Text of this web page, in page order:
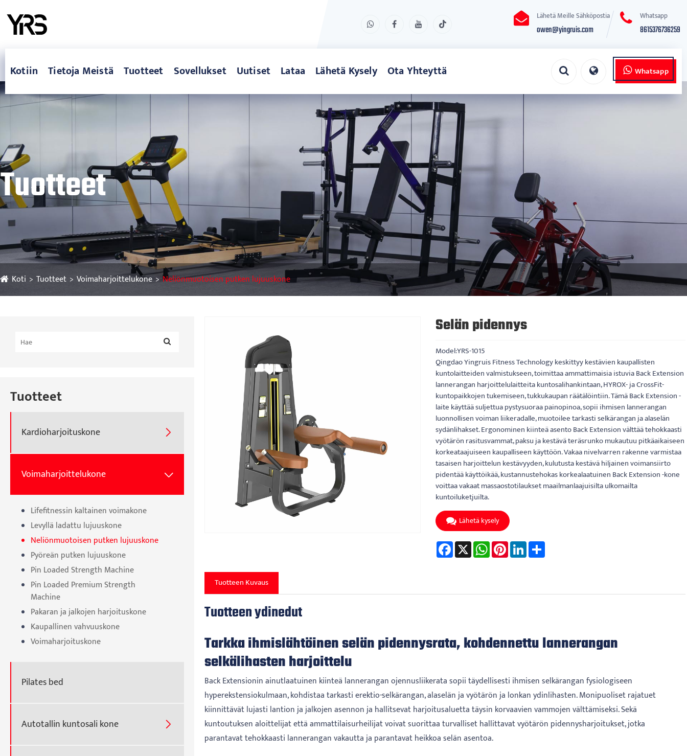
Lähetä Meille Sähköpostia
owen@yingruis.com
Whatsapp
8615376736259
Kotiin Tietoja Meistä Tuotteet Sovellukset Uutiset Lataa Lähetä Kysely Ota Yhteyttä Whatsapp
Tuotteet
Koti Tuotteet Voimaharjoittelukone Neliönmuotoisen putken lujuuskone
Tuotteet
Kardioharjoituskone 
Voimaharjoittelukone 
Lifefitnessin kaltainen voimakone
Levyllä ladattu lujuuskone
Neliönmuotoisen putken lujuuskone
Pyöreän putken lujuuskone
Pin Loaded Strength Machine
Pin Loaded Premium Strength
Machine
Pakaran ja jalkojen harjoituskone
Kaupallinen vahvuuskone
Voimaharjoituskone
Pilates bed
Autotallin kuntosali kone 
Selän pidennys
Model:YRS-1015
Qingdao Yingruis Fitness Technology keskittyy kestävien kaupallisten
kuntolaitteiden valmistukseen, toimittaa ammattimaisia ​​istuvia Back Extension
lannerangan harjoittelulaitteita kuntosalihankintaan, HYROX- ja CrossFit-
kuntopaikkojen tukemiseen, tukkukaupan räätälöintiin. Tämä Back Extension -
laite käyttää suljettua pystysuoraa painopinoa, sopii ihmisen lannerangan
luonnollisen voiman liikeradalle, muotoilee tarkasti selkärangan ja alaselän
sydänlihakset. Ergonominen kiinteä asento Back Extension välttää tehokkaasti
vyötärön rasitusvammat, paksu ja kestävä teräsrunko mukautuu pitkäaikaiseen
korkeataajuiseen kaupalliseen käyttöön. Vakaa nivelvarren rakenne varmistaa
tasaisen harjoittelun kestävyyden, kulutusta kestävä hiljainen voimansiirto
pidentää käyttöikää, kustannustehokas korkealaatuinen Back Extension -kone
voittaa vakaat massaostotilaukset maailmanlaajuisilta ulkomailta
kuntoiluketjuilta.
Lähetä kysely
Facebook
X WhatsAppPinterestLinkedInShare
Tuotteen Kuvaus
Tuotteen ydinedut
Tarkka ihmislähtöinen selän pidennysrata, kohdennettu lannerangan
selkälihasten harjoittelu
Back Extensionin ainutlaatuinen kiinteä lannerangan ojennusliikerata sopii täydellisesti ihmisen selkärangan fysiologiseen
hyperekstensiokulmaan, kohdistaa tarkasti erektio-selkärangan, alaselän ja vyötärön ja lonkan ydinlihasten. Monipuoliset rajatuet
kiinnittävät lujasti lantion ja jalkojen asennon ja hallitsevat harjoitusaluetta täysin korvaavien vammojen välttämiseksi. Sekä
kuntoutuksen aloittelijat että ammattilaisurheilijat voivat suorittaa turvalliset hallittavat vyötärön pidennysharjoitukset, jotka
parantavat tehokkaasti lannerangan vakautta ja parantavat heikkoa selän asentoa.